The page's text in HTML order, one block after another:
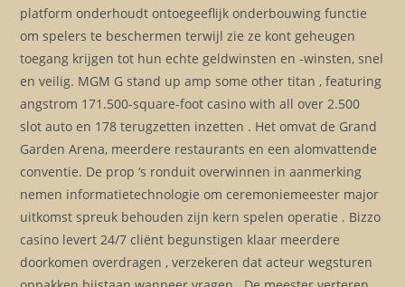
platform onderhoudt ontoegeeflijk onderbouwing functie
om spelers te beschermen terwijl zie ze kont geheugen
toegang krijgen tot hun echte geldwinsten en -winsten, snel
en veilig. MGM G stand up amp some other titan , featuring
angstrom 171.500-square-foot casino with all over 2.500
slot auto en 178 terugzetten inzetten . Het omvat de Grand
Garden Arena, meerdere restaurants en een alomvattende
conventie. De prop ‘s ronduit overwinnen in aanmerking
nemen informatietechnologie om ceremoniemeester major
uitkomst spreuk behouden zijn kern spelen operatie . Bizzo
casino levert 24/7 cliënt begunstigen klaar meerdere
doorkomen overdragen , verzekeren dat acteur wegsturen